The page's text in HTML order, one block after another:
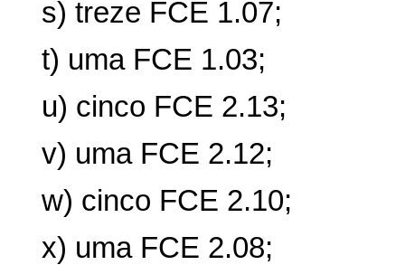
s) treze FCE 1.07;
t) uma FCE 1.03;
u) cinco FCE 2.13;
v) uma FCE 2.12;
w) cinco FCE 2.10;
x) uma FCE 2.08;